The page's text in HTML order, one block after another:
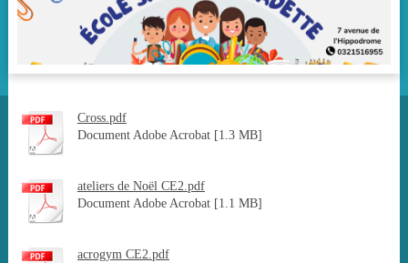
Cross.pdf
Document Adobe Acrobat [1.3 MB]
ateliers de Noël CE2.pdf
Document Adobe Acrobat [1.1 MB]
acrogym CE2.pdf